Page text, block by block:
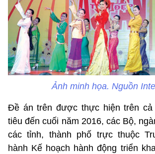
Ảnh minh họa. Nguồn
Đề án trên được thực hiện trên
tiêu đến cuối năm 2016, các Bộ,
các tỉnh, thành phố trực thuộc
hành Kế hoạch hành động triển